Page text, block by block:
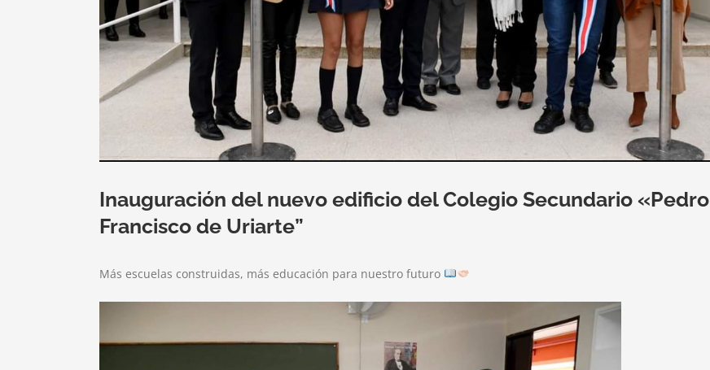
Inauguración del nuevo edificio del Colegio Secundario «Pedro
Francisco de Uriarte”
Más escuelas construidas, más educación para nuestro futuro